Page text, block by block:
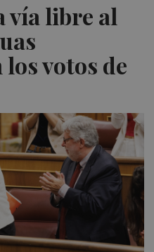
vía libre al
votos de